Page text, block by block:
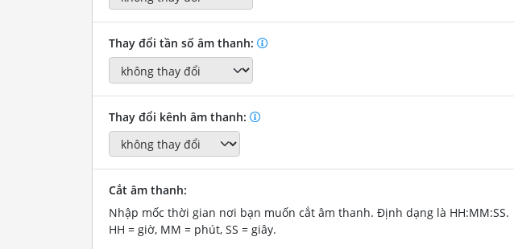
Thay đổi tần số âm thanh:
Thay đổi kênh âm thanh:
Cắt âm thanh:
Nhập mốc thời gian nơi bạn muốn cắt âm thanh. Định dạng là HH:MM:SS.
HH = giờ, MM = phút, SS = giây.